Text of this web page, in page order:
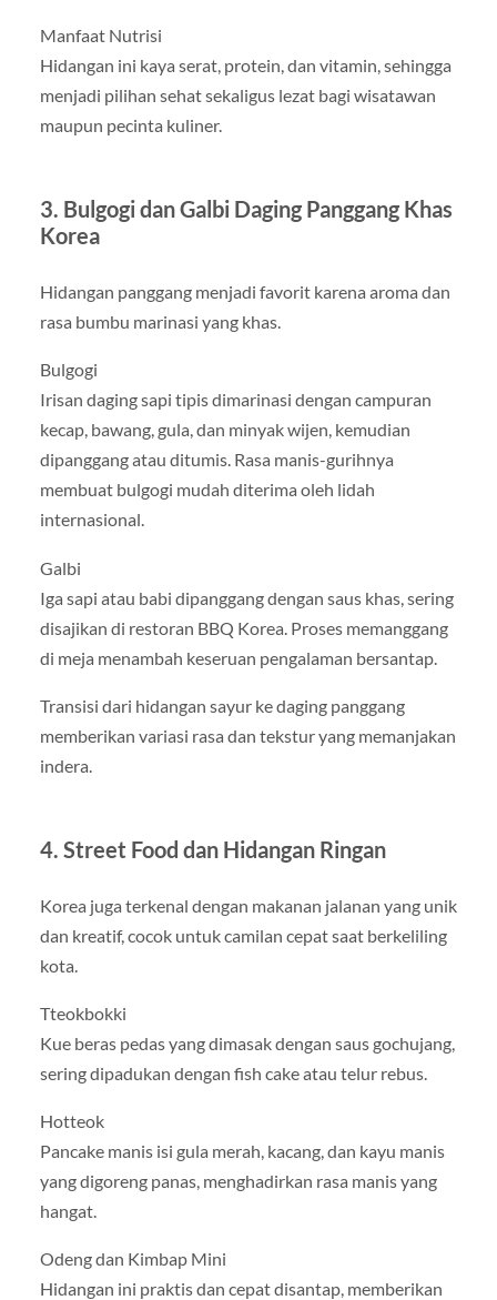
Manfaat Nutrisi
Hidangan ini kaya serat, protein, dan vitamin, sehingga
menjadi pilihan sehat sekaligus lezat bagi wisatawan
maupun pecinta kuliner.
3. Bulgogi dan Galbi Daging Panggang Khas
Korea
Hidangan panggang menjadi favorit karena aroma dan
rasa bumbu marinasi yang khas.
Bulgogi
Irisan daging sapi tipis dimarinasi dengan campuran
kecap, bawang, gula, dan minyak wijen, kemudian
dipanggang atau ditumis. Rasa manis-gurihnya
membuat bulgogi mudah diterima oleh lidah
internasional.
Galbi
Iga sapi atau babi dipanggang dengan saus khas, sering
disajikan di restoran BBQ Korea. Proses memanggang
di meja menambah keseruan pengalaman bersantap.
Transisi dari hidangan sayur ke daging panggang
memberikan variasi rasa dan tekstur yang memanjakan
indera.
4. Street Food dan Hidangan Ringan
Korea juga terkenal dengan makanan jalanan yang unik
dan kreatif, cocok untuk camilan cepat saat berkeliling
kota.
Tteokbokki
Kue beras pedas yang dimasak dengan saus gochujang,
sering dipadukan dengan fish cake atau telur rebus.
Hotteok
Pancake manis isi gula merah, kacang, dan kayu manis
yang digoreng panas, menghadirkan rasa manis yang
hangat.
Odeng dan Kimbap Mini
Hidangan ini praktis dan cepat disantap, memberikan